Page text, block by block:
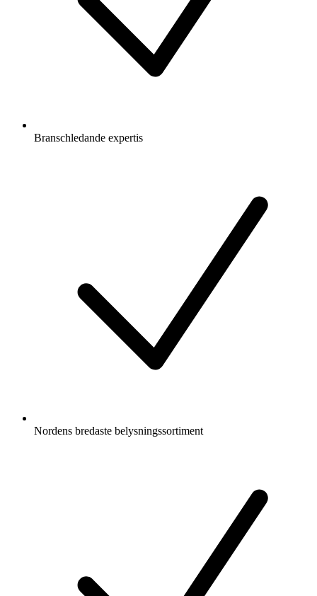
Branschledande expertis
Nordens bredaste belysningssortiment